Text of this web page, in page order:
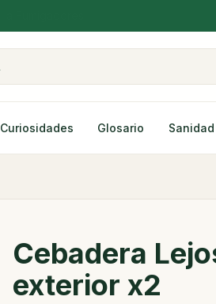
Curiosidades Glosario
Cebadera
exterior x2